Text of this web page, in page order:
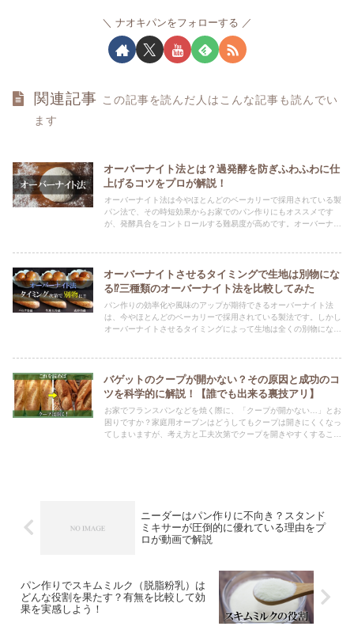
ナオキパンをフォローする
関連記事 この記事を読んだ人はこんな記事も読んでい
ます
オーバーナイト法とは？過発酵を防ぎふわふわに仕
上げるコツをプロが解説！
オーバーナイト法は今やほとんどのベーカリーで採用されている製
パン法で、その時短効果からお家でのパン作りにもオススメです
が、発酵具合をコントロールする難易度が高めです。オーバーナイ
オーバーナイトさせるタイミングで生地は別物にな
る⁉三種類のオーバーナイト法を比較してみた
パン作りの効率化や風味のアップが期待できるオーバーナイト法
は、今やほとんどのベーカリーで採用されている製法です。しかし
オーバーナイトさせるタイミングによって生地は全くの別物にな
バゲットのクープが開かない？その原因と成功のコ
ツを科学的に解説！【誰でも出来る裏技アリ】
お家でフランスパンなどを焼く際に、「クープが開かない…」とお
困りですか？家庭用オーブンはどうしてもクープは開きにくくなっ
てしまいますが、考え方と工夫次第でクープを開きやすくすること
ニーダーはパン作りに不向き？スタンド
ミキサーが圧倒的に優れている理由をプ
ロが動画で解説
パン作りでスキムミルク（脱脂粉乳）は
どんな役割を果たす？有無を比較して効
果を実感しよう！